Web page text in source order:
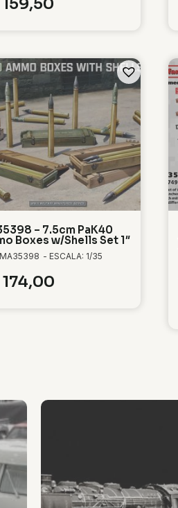
– 7.5cm PaK40
Boxes w/Shells Set 1″
- ESCALA: 1/35
174,00